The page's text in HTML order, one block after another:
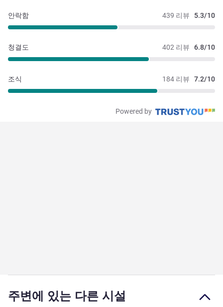
439 리뷰 5.3/10
안락함
402 리뷰 6.8/10
청결도
184 리뷰 7.2/10
조식
Powered by
주변에 있는 다른 시설